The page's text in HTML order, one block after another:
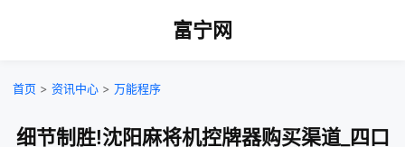
富宁网
首页 > 资讯中心 > 万能程序
细节制胜!沈阳麻将机控牌器购买渠道_四口